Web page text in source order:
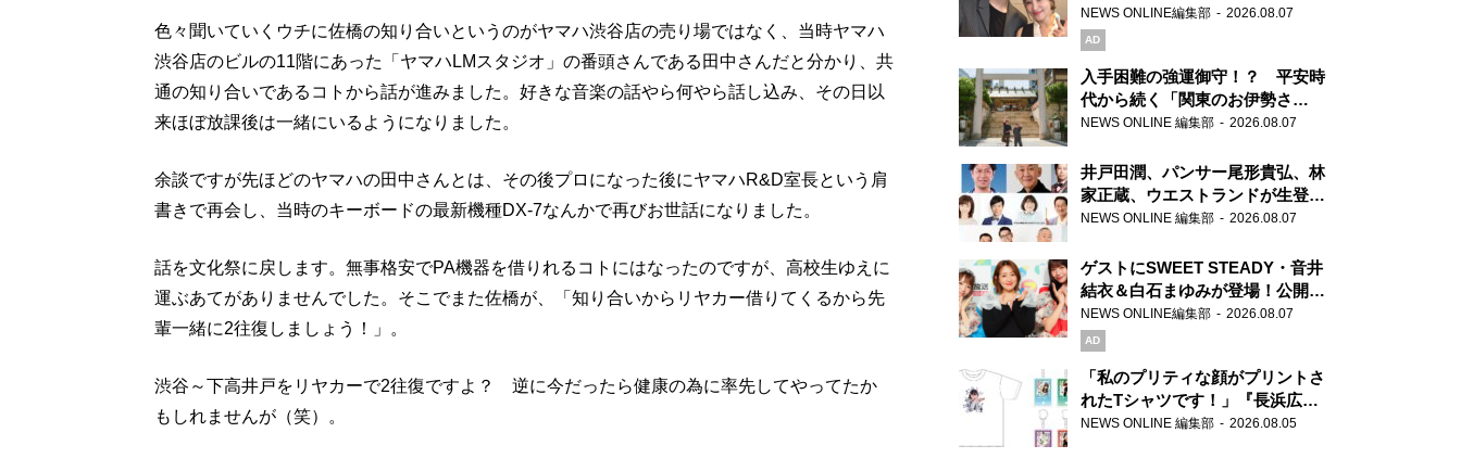
色々聞いていくウチに佐橋の知り合いというのがヤマハ渋谷店の売り場ではなく、当時ヤマハ
渋谷店のビルの11階にあった「ヤマハLMスタジオ」の番頭さんである田中さんだと分かり、共
通の知り合いであるコトから話が進みました。好きな音楽の話やら何やら話し込み、その日以
来ほぼ放課後は一緒にいるようになりました。
余談ですが先ほどのヤマハの田中さんとは、その後プロになった後にヤマハR&D室長という肩
書きで再会し、当時のキーボードの最新機種DX-7なんかで再びお世話になりました。
話を文化祭に戻します。無事格安でPA機器を借りれるコトにはなったのですが、高校生ゆえに
運ぶあてがありませんでした。そこでまた佐橋が、「知り合いからリヤカー借りてくるから先
輩一緒に2往復しましょう！」。
渋谷～下高井戸をリヤカーで2往復ですよ？ 逆に今だったら健康の為に率先してやってたか
もしれませんが（笑）。
NEWS ONLINE編集部 2026.08.07
AD
入手困難の強運御守！？ 平安時
代から続く「関東のお伊勢さ
ま」、芝大神宮にてランパンプス
NEWS ONLINE 編集部 2026.08.07
井戸田潤、パンサー尾形貴弘、林
家正蔵、ウエストランドが生登
場！『ラジオビバリー昼ズ』
NEWS ONLINE 編集部 2026.08.07
ゲストにSWEET STEADY・音井
結衣＆白石まゆみが登場！公開収
録で素顔全開！
NEWS ONLINE編集部 2026.08.07
AD
「私のプリティな顔がプリントさ
れたTシャツです！」『長浜広奈
天下無双』初の番組グッズ発売
NEWS ONLINE 編集部 2026.08.05